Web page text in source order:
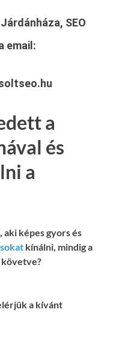
SEO
email:
a
és
a
képes gyors és
kínálni, mindig a
a kívánt